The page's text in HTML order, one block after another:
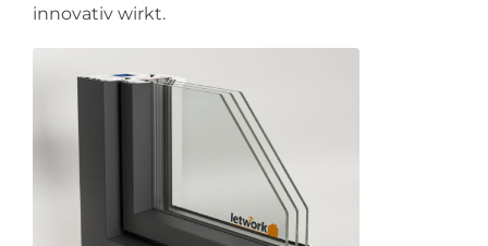
innovativ wirkt.